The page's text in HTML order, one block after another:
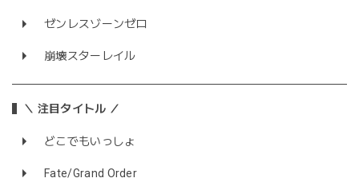
ゼンレスゾーンゼロ
崩壊スターレイル
＼ 注目タイトル ／
どこでもいっしょ
Fate/Grand Order